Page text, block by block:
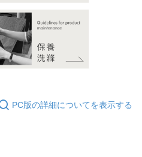
PC版の詳細についてを表示する